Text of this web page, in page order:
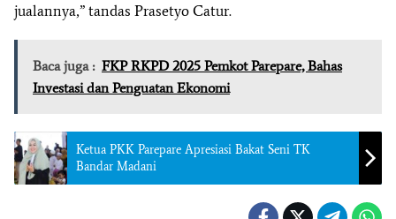
jualannya,” tandas Prasetyo Catur.
Baca juga : FKP RKPD 2025 Pemkot Parepare, Bahas
Investasi dan Penguatan Ekonomi
Ketua PKK Parepare Apresiasi Bakat Seni TK
Bandar Madani